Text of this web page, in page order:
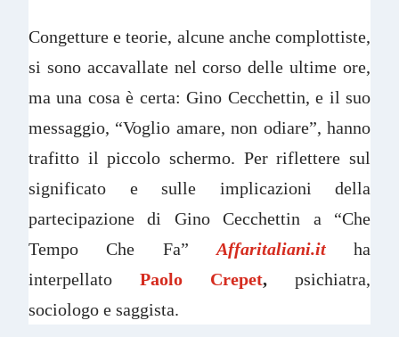
Congetture e teorie, alcune anche complottiste,
si sono accavallate nel corso delle ultime ore,
ma una cosa è certa: Gino Cecchettin, e il suo
messaggio, “Voglio amare, non odiare”, hanno
trafitto il piccolo schermo. Per riflettere sul
significato e sulle implicazioni della
partecipazione di Gino Cecchettin a “Che
Tempo Che Fa”Affaritaliani.it
ha
interpellato Paolo Crepet, psichiatra,
sociologo e saggista.